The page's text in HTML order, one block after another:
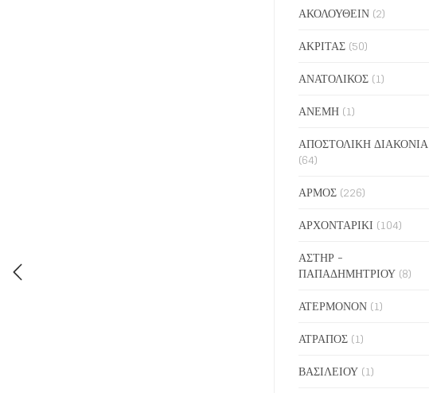
ΑΚΟΛΟΥΘΕΙΝ (2)
ΑΚΡΙΤΑΣ (50)
ΑΝΑΤΟΛΙΚΟΣ (1)
ΑΝΕΜΗ (1)
ΑΠΟΣΤΟΛΙΚΗ ΔΙΑΚΟΝΙΑ
(64)
ΑΡΜΟΣ (226)
ΑΡΧΟΝΤΑΡΙΚΙ (104)
ΑΣΤΗΡ -
ΠΑΠΑΔΗΜΗΤΡΙΟΥ (8)
ΑΤΕΡΜΟΝΟΝ (1)
ΑΤΡΑΠΟΣ (1)
ΒΑΣΙΛΕΙΟΥ (1)